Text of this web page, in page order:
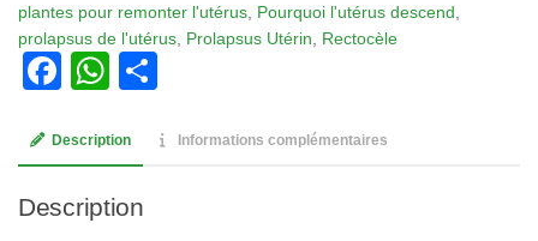
plantes pour remonter l'utérus Pourquoi l'utérus descend
prolapsus de l'utérus Prolapsus Utérin Rectocèle
Facebook
WhatsApp
Description Informations complémentaires
Description